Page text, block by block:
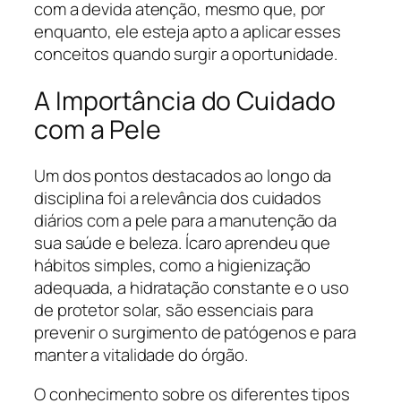
com a devida atenção, mesmo que, por
enquanto, ele esteja apto a aplicar esses
conceitos quando surgir a oportunidade.
A Importância do Cuidado
com a Pele
Um dos pontos destacados ao longo da
disciplina foi a relevância dos cuidados
diários com a pele para a manutenção da
sua saúde e beleza. Ícaro aprendeu que
hábitos simples, como a higienização
adequada, a hidratação constante e o uso
de protetor solar, são essenciais para
prevenir o surgimento de patógenos e para
manter a vitalidade do órgão.
O conhecimento sobre os diferentes tipos